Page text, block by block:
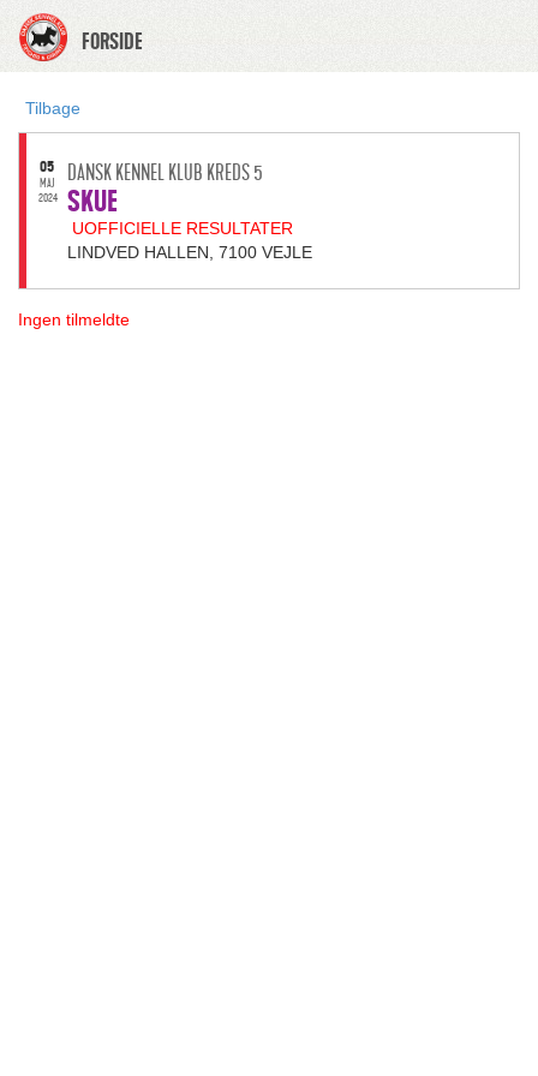
FORSIDE
Tilbage
05
MAJ
2024
DANSK KENNEL KLUB KREDS 5
SKUE
UOFFICIELLE RESULTATER
LINDVED HALLEN, 7100 VEJLE
Ingen tilmeldte